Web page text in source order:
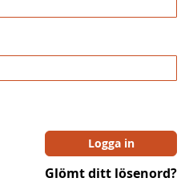
Logga in
Glömt ditt lösenord?